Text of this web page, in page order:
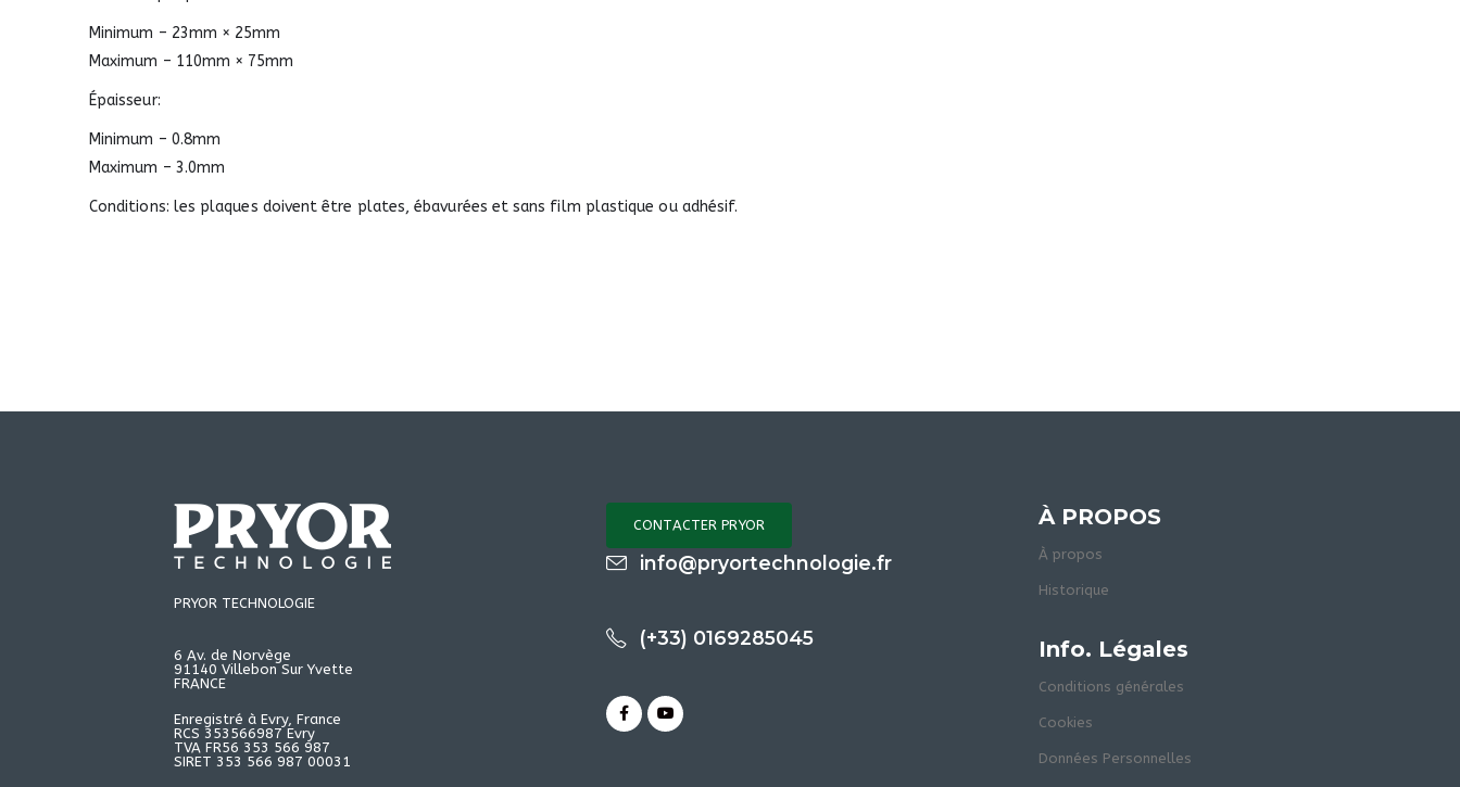
Minimum – 23mm × 25mm
Maximum – 110mm × 75mm
Épaisseur:
Minimum – 0.8mm
Maximum – 3.0mm
Conditions: les plaques doivent être plates, ébavurées et sans film plastique ou adhésif.
PRYOR TECHNOLOGIE
6 Av. de Norvège
91140 Villebon Sur Yvette
FRANCE
Enregistré à Evry, France
RCS 353566987 Evry
TVA FR56 353 566 987
SIRET 353 566 987 00031
CONTACTER PRYOR
info@pryortechnologie.fr
(+33) 0169285045
À PROPOS
À propos
Historique
Info. Légales
Conditions générales
Cookies
Données Personnelles